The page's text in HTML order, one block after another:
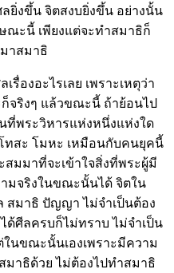
ยิ่งขึ้น จิตสงบยิ่งขึ้น อย่างนั้น
ณะนี้ เพียงแต่จะทำสมาธิก็
าสมาธิ
รื่องอะไรเลย เพราะเหตุว่า
จริงๆ แล้วขณะนี้ ถ้าย้อนไป
ที่พระวิหารแห่งหนึ่งแห่งใด
ทสะ โมหะ เหมือนกับคนยุคนี้
มมาที่จะเข้าใจสิ่งที่พระผู้มี
มจริงในขณะนั้นได้ จิตใน
มาธิ ปัญญา ไม่จำเป็นต้อง
ด้ศีลครบก็ไม่ทราบ ไม่จำเป็น
นขณะนั้นเองเพราะมีความ
าธิด้วย ไม่ต้องไปทำสมาธิ